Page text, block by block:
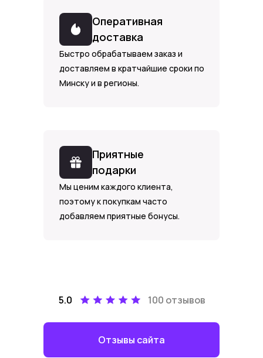
Приятные
подарки
Мы ценим каждого клиента,
поэтому к покупкам часто
добавляем приятные бонусы.
Оперативная
доставка
Быстро обрабатываем заказ и
доставляем в кратчайшие сроки по
Минску и в регионы.
100 отзывов
Отзывы сайта
5.0